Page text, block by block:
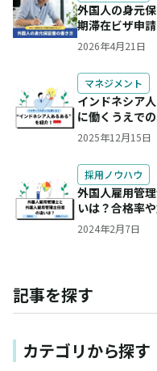
外国人の身元
期滞在ビザ申
2026年4月21日
マネジメント
インドネシア
に働くうえで
2025年12月15日
採用ノウハウ
外国人雇用管
いは？合格率
2024年2月7日
記事を探す
カテゴリから探す